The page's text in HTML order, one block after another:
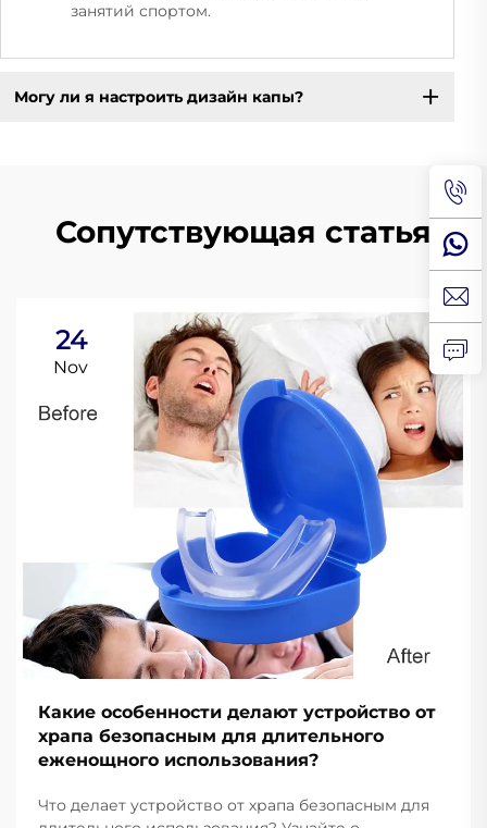
занятий спортом.
Могу ли я настроить дизайн капы?
Сопутствующая статья
24
Nov
Какие особенности делают устройство от
храпа безопасным для длительного
еженощного использования?
Что делает устройство от храпа безопасным для